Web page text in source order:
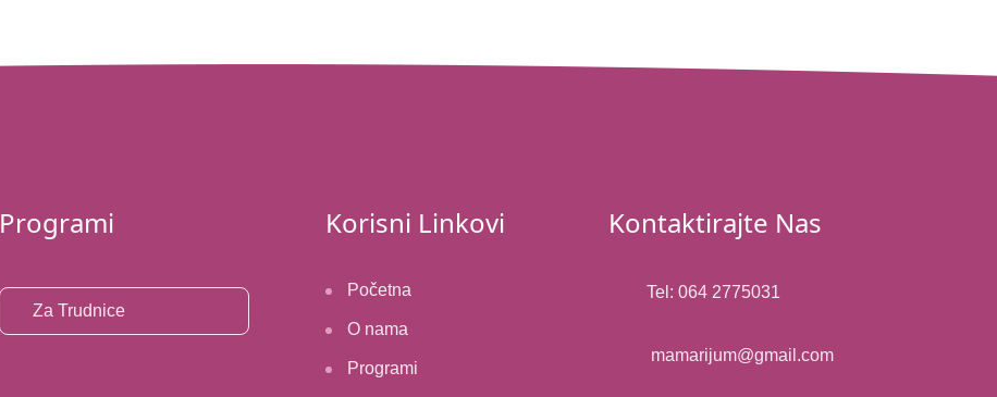
Programi
Za Trudnice
Korisni Linkovi
Početna
O nama
Programi
Kontaktirajte Nas
Tel: 064 2775031
mamarijum@gmail.com​